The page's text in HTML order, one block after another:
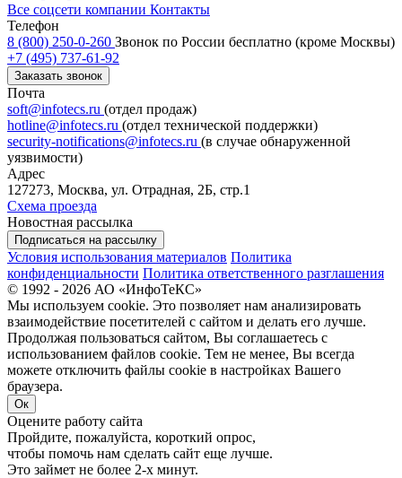
Все соцсети компании Контакты
Телефон
8 (800) 250-0-260 Звонок по России бесплатно (кроме Москвы)
+7 (495) 737-61-92
Заказать звонок
Почта
soft@infotecs.ru (отдел продаж)
hotline@infotecs.ru (отдел технической поддержки)
security-notifications@infotecs.ru (в случае обнаруженной
уязвимости)
Адрес
127273, Москва, ул. Отрадная, 2Б, стр.1
Схема проезда
Новостная рассылка
Подписаться на рассылку
Условия использования материалов Политика
конфиденциальности Политика ответственного разглашения
© 1992 - 2026 АО «ИнфоТеКС»
Мы используем cookie. Это позволяет нам анализировать
взаимодействие посетителей с сайтом и делать его лучше.
Продолжая пользоваться сайтом, Вы соглашаетесь с
использованием файлов cookie. Тем не менее, Вы всегда
можете отключить файлы cookie в настройках Вашего
браузера.
Ок
Оцените работу сайта
Пройдите, пожалуйста, короткий опрос,
чтобы помочь нам сделать сайт еще лучше.
Это займет не более 2-х минут.